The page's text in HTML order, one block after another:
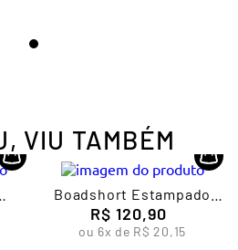
VIU TAMBÉM
Boadshort Estampado
Beachwear Lupo Kids
R$ 120,90
ou 6x de R$ 20,15